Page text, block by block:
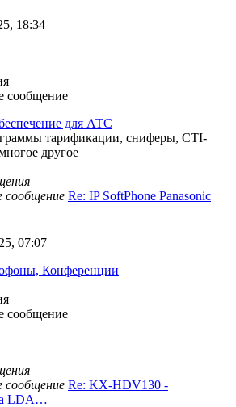
18:34
сообщение
для АТС
тарификации, сниферы, CTI-
другое
сообщение Re: IP SoftPhone Panasonic
07:07
Конференции
сообщение
сообщение Re: KX-HDV130 -
LDA…